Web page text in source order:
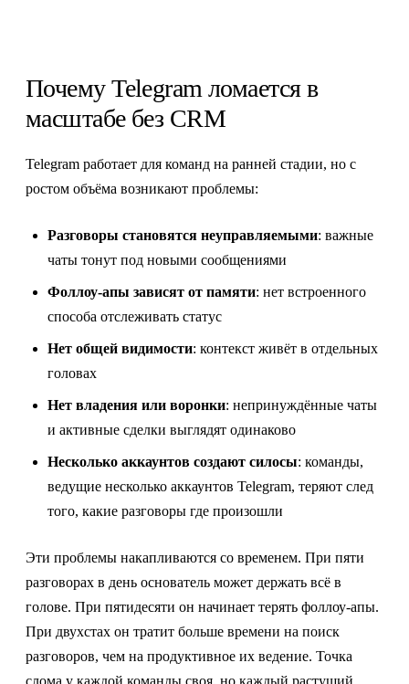
Почему Telegram ломается в
масштабе без CRM
Telegram работает для команд на ранней стадии, но с
ростом объёма возникают проблемы:
Разговоры становятся неуправляемыми: важные
чаты тонут под новыми сообщениями
Фоллоу-апы зависят от памяти: нет встроенного
способа отслеживать статус
Нет общей видимости: контекст живёт в отдельных
головах
Нет владения или воронки: непринуждённые чаты
и активные сделки выглядят одинаково
Несколько аккаунтов создают силосы: команды,
ведущие несколько аккаунтов Telegram, теряют след
того, какие разговоры где произошли
Эти проблемы накапливаются со временем. При пяти
разговорах в день основатель может держать всё в
голове. При пятидесяти он начинает терять фоллоу-апы.
При двухстах он тратит больше времени на поиск
разговоров, чем на продуктивное их ведение. Точка
слома у каждой команды своя, но каждый растущий